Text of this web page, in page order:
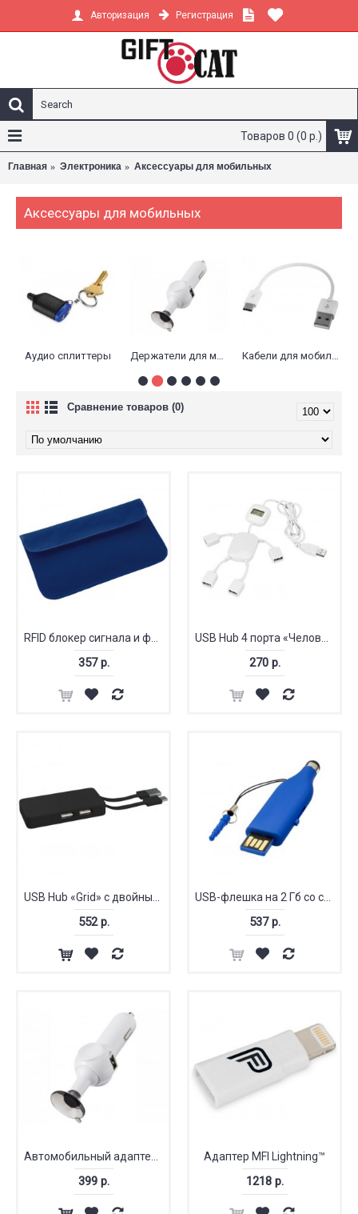
Авторизация Регистрация
Товаров 0 (0 р.)
Главная Электроника Аксессуары для мобильных
Аксессуары для мобильных
Кабели для мобильных телефонов Линзы для телефона Моноподы
Сравнение товаров (0)
RFID блокер сигнала и футляр для телефона
357 р.
USB Hub 4 порта «Человечек»
270 р.
USB Hub «Grid» с двойными кабелями
552 р.
USB-флешка на 2 Гб со стилусом
537 р.
Автомобильный адаптер-держатель для телефона «Rover»
399 р.
Адаптер MFI Lightning™
1218 р.